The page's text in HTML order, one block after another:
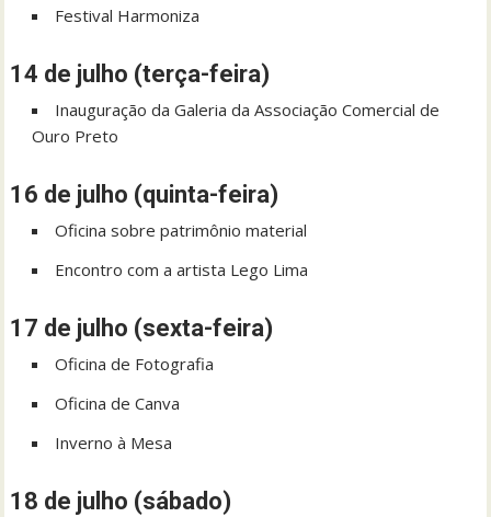
Festival Harmoniza
14 de julho (terça-feira)
Inauguração da Galeria da Associação Comercial de
Ouro Preto
16 de julho (quinta-feira)
Oficina sobre patrimônio material
Encontro com a artista Lego Lima
17 de julho (sexta-feira)
Oficina de Fotografia
Oficina de Canva
Inverno à Mesa
18 de julho (sábado)